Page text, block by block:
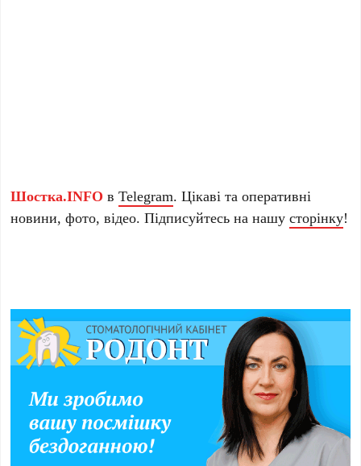
Шостка.INFO вTelegram. Цікаві та оперативні
новини, фото, відео. Підписуйтесь на нашусторінку!